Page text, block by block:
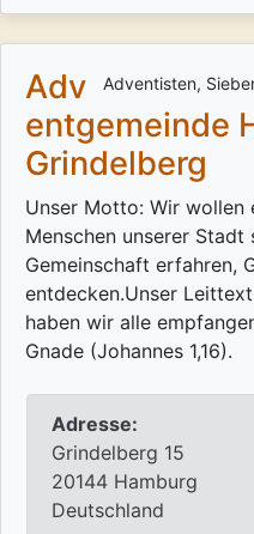
Adventisten,
Adv
entgemeinde
Grindelberg
Unser Motto: Wir wollen
Menschen unserer Stadt
Gemeinschaft erfahren,
entdecken.Unser
haben wir alle
Gnade (Johannes 1,16).
Adresse:
Grindelberg 15
20144 Hamburg
Deutschland